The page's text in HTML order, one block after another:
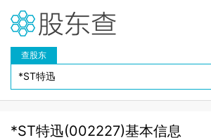
查股东
*ST特迅(002227)基本信息